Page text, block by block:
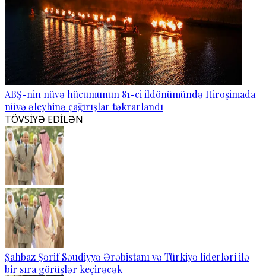
ABŞ-nin nüvə hücumunun 81-ci ildönümündə Hiroşimada
nüvə əleyhinə çağırışlar təkrarlandı
TÖVSİYƏ EDİLƏN
Şahbaz Şərif Səudiyyə Ərəbistanı və Türkiyə liderləri ilə
bir sıra görüşlər keçirəcək